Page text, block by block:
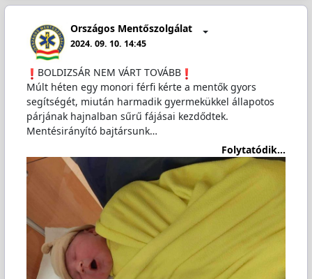
Országos Mentőszolgálat
2024. 09. 10. 14:45
️BOLDIZSÁR NEM VÁRT TOVÁBB
Múlt héten egy monori férfi kérte a mentők gyors
segítségét, miután harmadik gyermekükkel állapotos
párjának hajnalban sűrű fájásai kezdődtek.
Mentésirányító bajtársunk…
Folytatódik...